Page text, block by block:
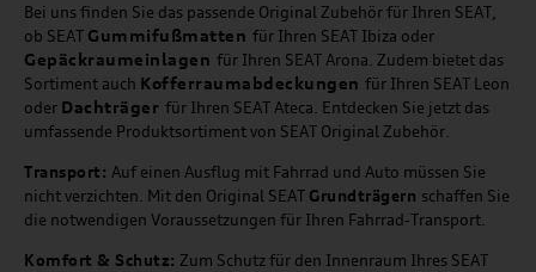
Bei uns finden Sie das passende Original Zubehör für Ihren SEAT,
ob SEAT Gummifußmatten für Ihren SEAT Ibiza oder
Gepäckraumeinlagen für Ihren SEAT Arona. Zudem bietet das
Sortiment auch Kofferraumabdeckungen für Ihren SEAT Leon
oder Dachträger für Ihren SEAT Ateca. Entdecken Sie jetzt das
umfassende Produktsortiment von SEAT Original Zubehör.
Transport: Auf einen Ausflug mit Fahrrad und Auto müssen Sie
nicht verzichten. Mit den Original SEAT Grundträgern schaffen Sie
die notwendigen Voraussetzungen für Ihren Fahrrad-Transport.
Komfort & Schutz: Zum Schutz für den Innenraum Ihres SEAT